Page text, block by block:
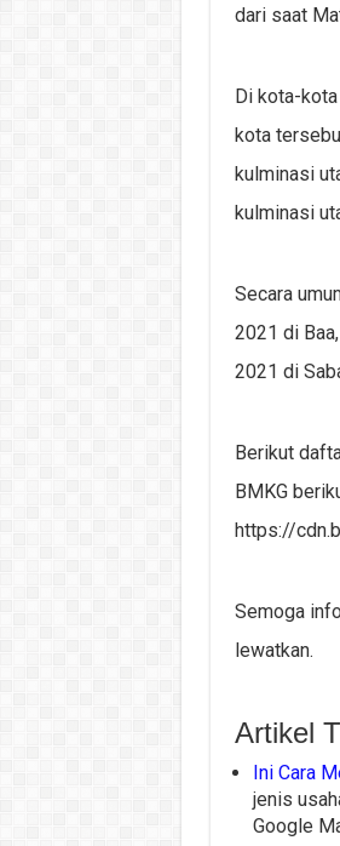
dari saat
Di kota-
kota
kulminasi
kulminasi
Secara
2021 di
2021 di
Berikut
BMKG
https://
Semoga
lewatkan.
Artikel
Ini Cara
jenis
Google